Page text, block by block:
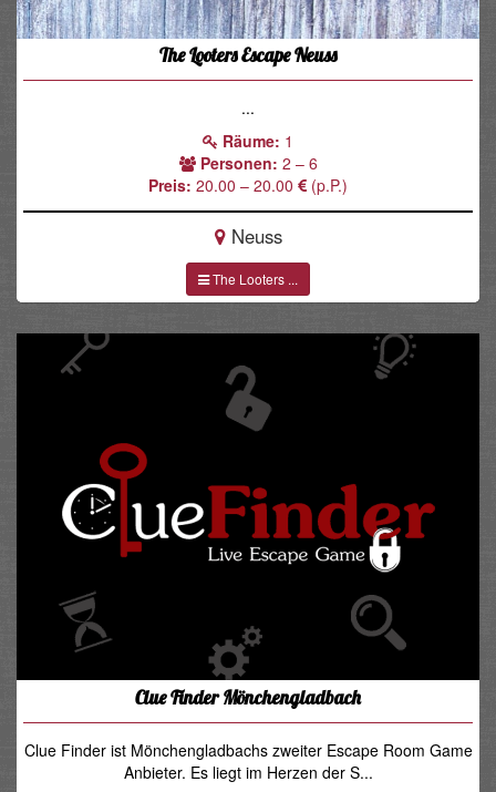
The Looters Escape Neuss
...
Räume: 1
Personen: 2 – 6
Preis: 20.00 – 20.00 (p.P.)
Neuss
The Looters ...
Clue Finder Mönchengladbach
Clue Finder ist Mönchengladbachs zweiter Escape Room Game
Anbieter. Es liegt im Herzen der S...